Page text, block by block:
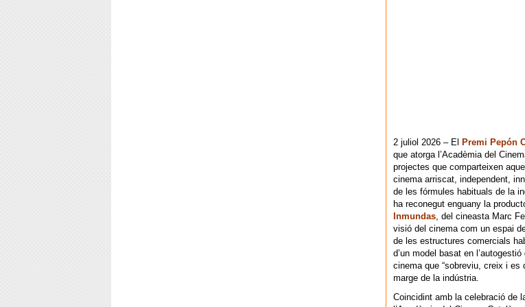
2 juliol 2026 – El Premi Pepón
que atorga l’Acadèmia del
projectes que comparteixen
cinema arriscat, independent,
de les fórmules habituals de la
ha reconegut enguany la
Inmundas, del cineasta Marc
visió del cinema com un espai
de les estructures comercials
d’un model basat en
cinema que “sobreviu, creix i es
marge de la indústria.
Coincidint amb la celebració de